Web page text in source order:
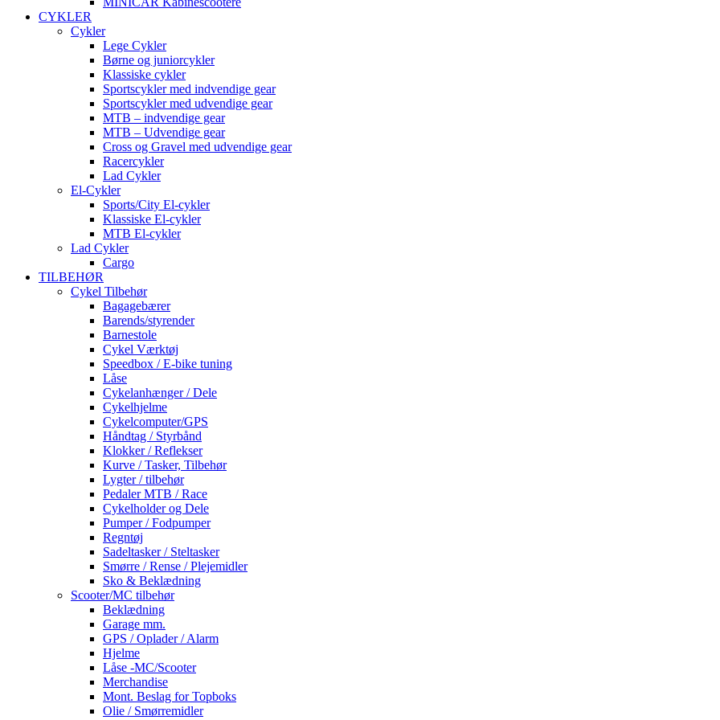
CYKLER
Cykler
Lege Cykler
Børne og juniorcykler
Klassiske cykler
Sportscykler med indvendige gear
Sportscykler med udvendige gear
MTB – indvendige gear
MTB – Udvendige gear
Cross og Gravel med udvendige gear
Racercykler
Lad Cykler
El-Cykler
Sports/City El-cykler
Klassiske El-cykler
MTB El-cykler
Lad Cykler
Cargo
TILBEHØR
Cykel Tilbehør
Bagagebærer
Barends/styrender
Barnestole
Cykel Værktøj
Speedbox / E-bike tuning
Låse
Cykelanhænger / Dele
Cykelhjelme
Cykelcomputer/GPS
Håndtag / Styrbånd
Klokker / Reflekser
Kurve / Tasker, Tilbehør
Lygter / tilbehør
Pedaler MTB / Race
Cykelholder og Dele
Pumper / Fodpumper
Regntøj
Sadeltasker / Steltasker
Smørre / Rense / Plejemidler
Sko & Beklædning
Scooter/MC tilbehør
Beklædning
Garage mm.
GPS / Oplader / Alarm
Hjelme
Låse -MC/Scooter
Merchandise
Mont. Beslag for Topboks
Olie / Smørremidler